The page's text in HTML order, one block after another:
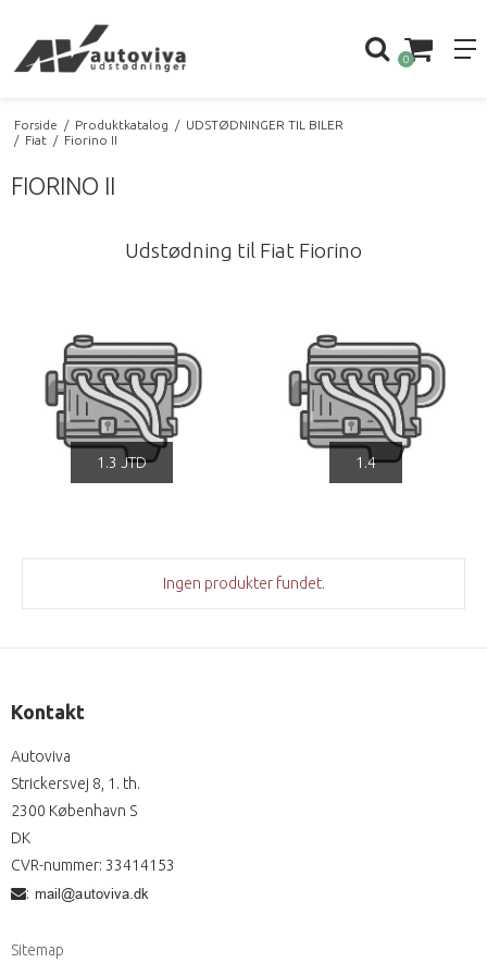
0
Forside / Produktkatalog / UDSTØDNINGER TIL BILER
/ Fiat / Fiorino II
FIORINO II
Udstødning til Fiat Fiorino
1.3 JTD 1.4
Ingen produkter fundet.
Kontakt
Autoviva
Strickersvej 8, 1. th.
2300 København S
DK
CVR-nummer: 33414153
:
Sitemap